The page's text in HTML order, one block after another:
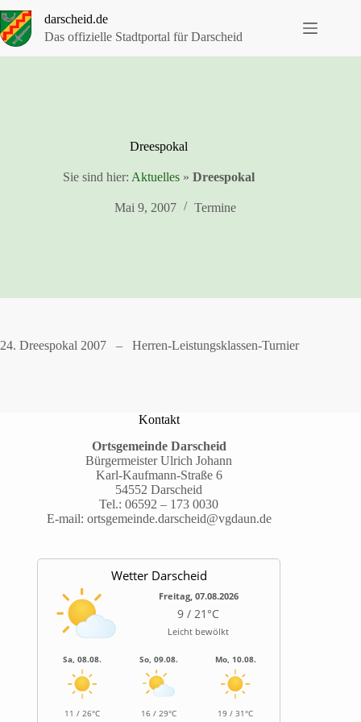
Inhalt
springen
darscheid.de
Das offizielle Stadtportal für Darscheid
Dreespokal
Sie sind hier: Aktuelles »Dreespokal
Mai 9, 2007 Termine
24. Dreespokal 2007 – Herren-Leistungsklassen-Turnier
Kontakt
Ortsgemeinde Darscheid
Bürgermeister Ulrich Johann
Karl-Kaufmann-Straße 6
54552 Darscheid
Tel.:06592 – 173 0030
E-mail: ortsgemeinde.darscheid@vgdaun.de
Wetter Darscheid
Freitag, 07.08.2026
9 / 21°C
Leicht bewölkt
Sa, 08.08.
11 / 26°C
So, 09.08.
16 / 29°C
Mo, 10.08.
19 / 31°C